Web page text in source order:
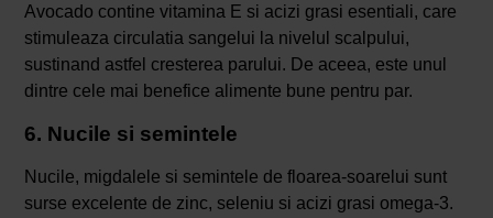
Avocado contine vitamina E si acizi grasi esentiali, care
stimuleaza circulatia sangelui la nivelul scalpului,
sustinand astfel cresterea parului. De aceea, este unul
dintre cele mai benefice alimente bune pentru par.
6. Nucile si semintele
Nucile, migdalele si semintele de floarea-soarelui sunt
surse excelente de zinc, seleniu si acizi grasi omega-3.